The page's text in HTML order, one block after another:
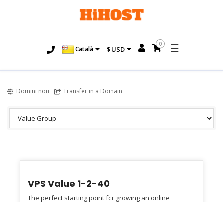
Català $ USD
0 ☰
Domini nou Transfer in a Domain
VPS Value 1-2-40
The perfect starting point for growing an online